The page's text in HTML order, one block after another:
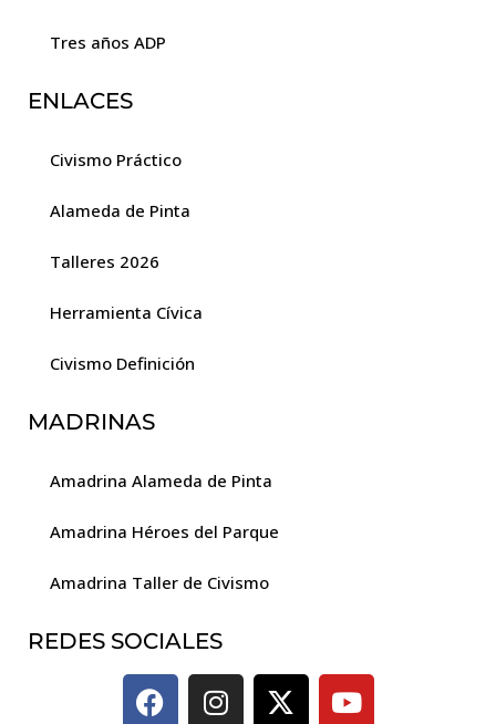
Tres años ADP
ENLACES
Civismo Práctico
Alameda de Pinta
Talleres 2026
Herramienta Cívica
Civismo Definición
MADRINAS
Amadrina Alameda de Pinta
Amadrina Héroes del Parque
Amadrina Taller de Civismo
REDES SOCIALES